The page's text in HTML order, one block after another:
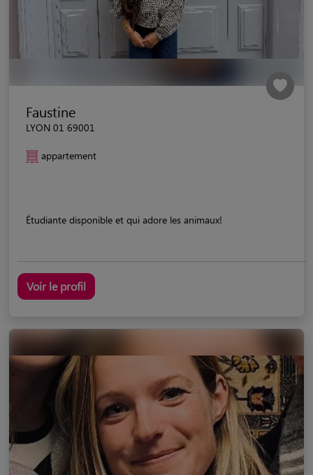
Faustine
LYON 01 69001
appartement
Étudiante disponible et qui adore les animaux!
Voir le profil